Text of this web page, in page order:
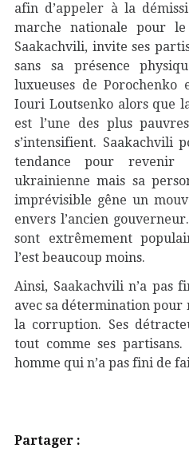
afin d’appeler à la
marche nationale pour
Saakachvili, invite ses
sans sa présence
luxueuses de
Iouri Loutsenko alors que
est l’une des plus
s’intensifient. Saakachvili
tendance pour
ukrainienne mais sa
imprévisible gêne un
envers l’ancien
sont extrêmement
l’est beaucoup moins.
Ainsi, Saakachvili n’a
avec sa détermination pour
la corruption. Ses
tout comme ses
homme qui n’a pas fini de
Partager :